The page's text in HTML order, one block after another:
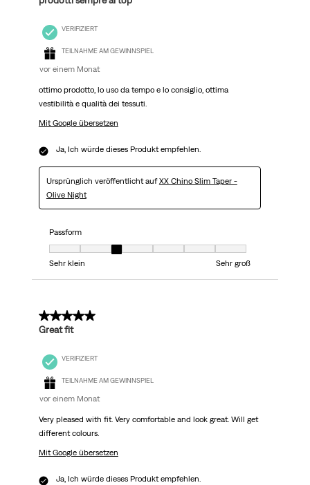
VERIFIZIERT
TEILNAHME AM GEWINNSPIEL
vor einem Monat
ottimo prodotto, lo uso da tempo e lo consiglio, ottima
vestibilità e qualità dei tessuti.
Mit Google übersetzen
Ja, Ich würde dieses Produkt empfehlen.
Ursprünglich veröffentlicht aufXX Chino Slim Taper -
Olive Night
Passform
Passform, 3 von 7, wobei 1 gleich Sehr klein ist und 7 gleich Sehr groß
Sehr klein
Sehr groß
5 von 5 Sternen.
Great fit
VERIFIZIERT
TEILNAHME AM GEWINNSPIEL
vor einem Monat
Very pleased with fit. Very comfortable and look great. Will get
different colours.
Mit Google übersetzen
Ja, Ich würde dieses Produkt empfehlen.